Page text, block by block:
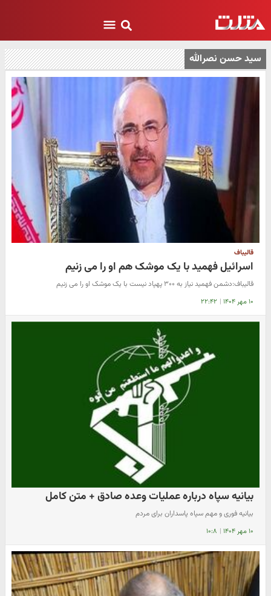
سید حسن نصرالله
قالیباف
اسرائیل فهمید با یک موشک هم او را می زنیم
قالیباف:دشمن فهمید نیاز به ۳۰۰ پهپاد نیست با یک موشک او را می زنیم
۱۰ مهر ۱۴۰۴ | ۲۲:۴۲
بیانیه سپاه درباره عملیات وعده صادق + متن کامل
بیانیه فوری و مهم سپاه پاسداران برای مردم
۱۰ مهر ۱۴۰۴ | ۱۰:۸